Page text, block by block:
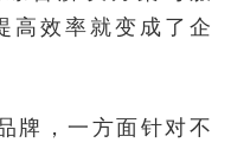
高效率就变成了企
牌，一方面针对不